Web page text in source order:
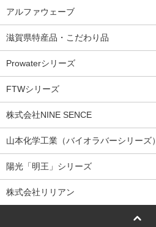
アルファウェーブ
滋賀県特産品・こだわり品
Prowaterシリーズ
FTWシリーズ
株式会社NINE SENCE
山本化学工業（バイオラバーシリーズ）
陽光「明王」シリーズ
株式会社リリアン